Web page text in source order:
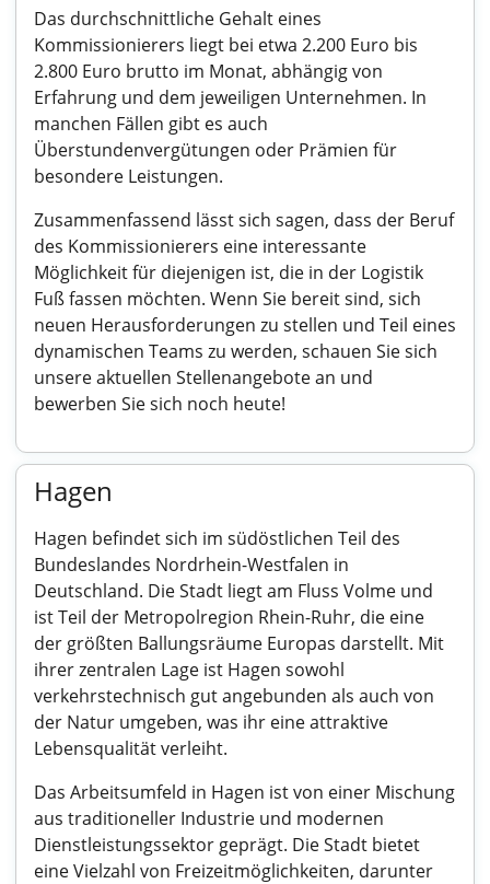
Das durchschnittliche Gehalt eines
Kommissionierers liegt bei etwa 2.200 Euro bis
2.800 Euro brutto im Monat, abhängig von
Erfahrung und dem jeweiligen Unternehmen. In
manchen Fällen gibt es auch
Überstundenvergütungen oder Prämien für
besondere Leistungen.
Zusammenfassend lässt sich sagen, dass der Beruf
des Kommissionierers eine interessante
Möglichkeit für diejenigen ist, die in der Logistik
Fuß fassen möchten. Wenn Sie bereit sind, sich
neuen Herausforderungen zu stellen und Teil eines
dynamischen Teams zu werden, schauen Sie sich
unsere aktuellen Stellenangebote an und
bewerben Sie sich noch heute!
Hagen
Hagen befindet sich im südöstlichen Teil des
Bundeslandes Nordrhein-Westfalen in
Deutschland. Die Stadt liegt am Fluss Volme und
ist Teil der Metropolregion Rhein-Ruhr, die eine
der größten Ballungsräume Europas darstellt. Mit
ihrer zentralen Lage ist Hagen sowohl
verkehrstechnisch gut angebunden als auch von
der Natur umgeben, was ihr eine attraktive
Lebensqualität verleiht.
Das Arbeitsumfeld in Hagen ist von einer Mischung
aus traditioneller Industrie und modernen
Dienstleistungssektor geprägt. Die Stadt bietet
eine Vielzahl von Freizeitmöglichkeiten, darunter